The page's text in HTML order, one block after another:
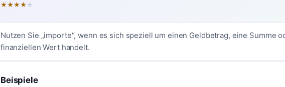
★★★★ ★
Nutzen Sie „importe“, wenn es sich speziell um einen Geldbetrag, eine Summe
finanziellen Wert handelt.
Beispiele